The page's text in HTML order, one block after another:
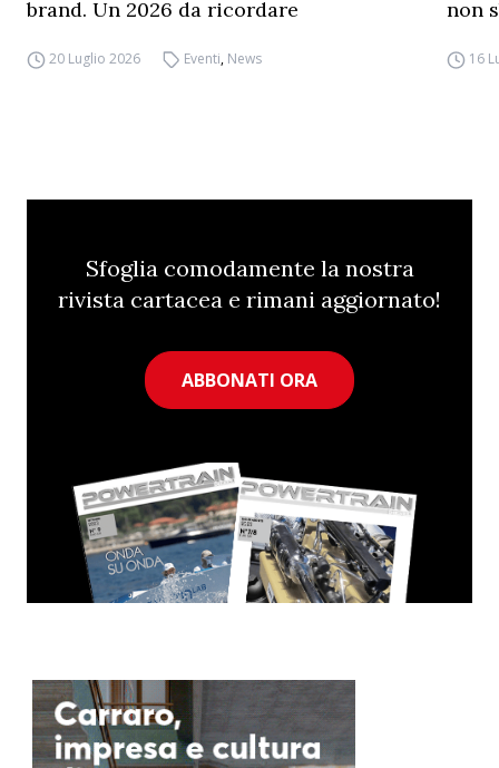
brand. Un 2026 da ricordare
20 Luglio 2026 Eventi, News
non
16
Sfoglia comodamente la nostra
rivista cartacea e rimani aggiornato!
ABBONATI ORA